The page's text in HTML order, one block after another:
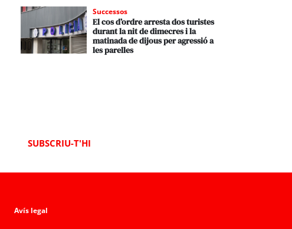
Successos
El cos d’ordre arresta dos turistes
durant la nit de dimecres i la
matinada de dijous per agressió a
les parelles
SUBSCRIU-T'HI
Avís legal